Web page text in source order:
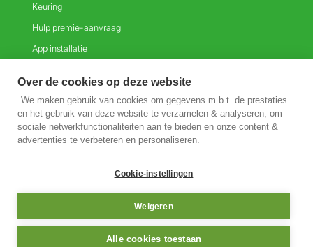
Keuring
Hulp premie-aanvraag
App installatie
Wij
Website by Digitong
Over de cookies op deze website
We maken gebruik van cookies om gegevens m.b.t. de prestaties
en het gebruik van deze website te verzamelen & analyseren, om
sociale netwerkfunctionaliteiten aan te bieden en onze content &
advertenties te verbeteren en personaliseren.
Cookie-instellingen
Weigeren
Alle cookies toestaan